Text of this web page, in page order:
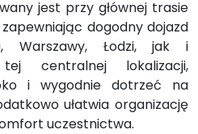
jest przy głównej trasie
zapewniając dogodny dojazd
Warszawy, Łodzi, jak i
tej centralnej lokalizacji,
i wygodnie dotrzeć na
ułatwia organizację
uczestnictwa.